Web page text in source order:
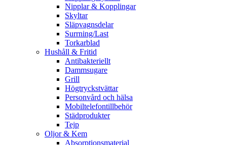
Nipplar & Kopplingar
Skyltar
Släpvagnsdelar
Surrning/Last
Torkarblad
Hushåll & Fritid
Antibakteriellt​
Dammsugare
Grill
Högtryckstvättar
Personvård och hälsa
Mobiltelefontillbehör
Städprodukter
Tejp
Oljor & Kem
Absorptionsmaterial